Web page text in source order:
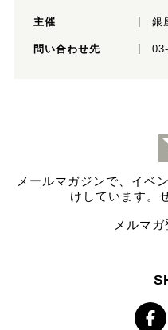
主催 銀
問い合わせ先
メールマガジンで、イベ
けしています。
メルマ